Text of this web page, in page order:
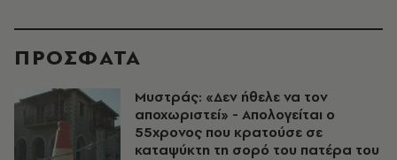
ΠΡΟΣΦΑΤΑ
Μυστράς: «Δεν ήθελε να τον
αποχωριστεί» - Απολογείται ο
55χρονος που κρατούσε σε
καταψύκτη τη σορό του πατέρα του